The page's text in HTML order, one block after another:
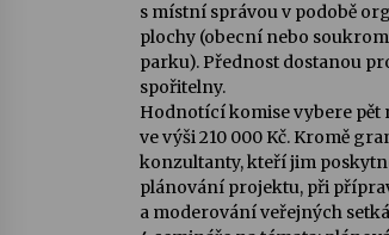
s místní správou v podobě
plochy (obecní nebo
parku). Přednost dostanou
spořitelny.
Hodnotící komise vybere
ve výši 210 000 Kč. Kromě
konzultanty, kteří jim
plánování projektu, při
a moderování veřejných